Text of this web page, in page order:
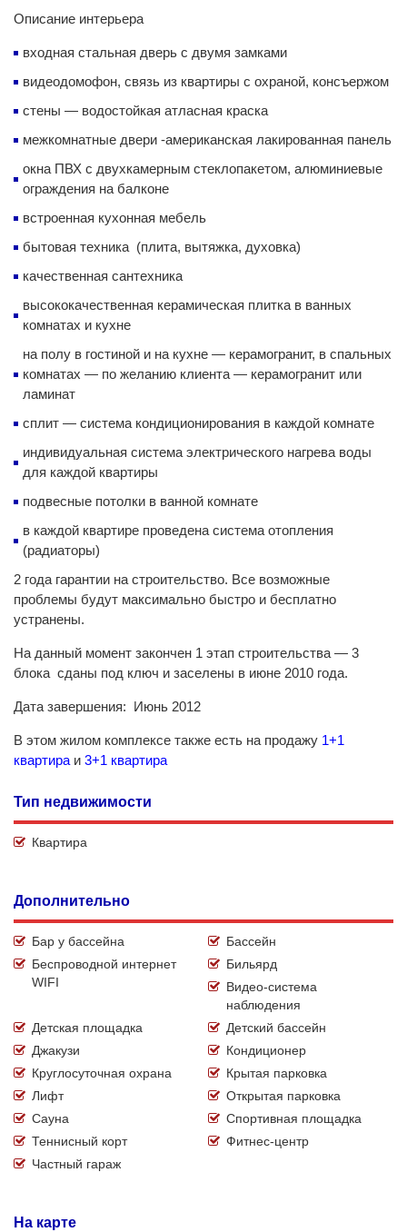
Описание интерьера
входная стальная дверь с двумя замками
видеодомофон, связь из квартиры с охраной, консъержом
стены — водостойкая атласная краска
межкомнатные двери -американская лакированная панель
окна ПВХ с двухкамерным стеклопакетом, алюминиевые
ограждения на балконе
встроенная кухонная мебель
бытовая техника (плита, вытяжка, духовка)
качественная сантехника
высококачественная керамическая плитка в ванных
комнатах и кухне
на полу в гостиной и на кухне — керамогранит, в спальных
комнатах — по желанию клиента — керамогранит или
ламинат
сплит — система кондиционирования в каждой комнате
индивидуальная система электрического нагрева воды
для каждой квартиры
подвесные потолки в ванной комнате
в каждой квартире проведена система отопления
(радиаторы)
2 года гарантии на строительство. Все возможные
проблемы будут максимально быстро и бесплатно
устранены.
На данный момент закончен 1 этап строительства — 3
блока сданы под ключ и заселены в июне 2010 года.
Дата завершения: Июнь 2012
В этом жилом комплексе также есть на продажу 1+1
квартира и 3+1 квартира
Тип недвижимости
Квартира
Дополнительно
Бар у бассейна
Бассейн
Беспроводной интернет
WIFI
Бильярд
Видео-система
наблюдения
Детская площадка
Детский бассейн
Джакузи
Кондиционер
Круглосуточная охрана
Крытая парковка
Лифт
Открытая парковка
Сауна
Спортивная площадка
Теннисный корт
Фитнес-центр
Частный гараж
На карте